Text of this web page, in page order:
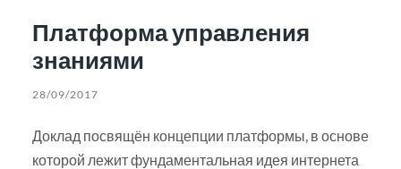
Платформа управления
знаниями
28/09/2017
Доклад посвящён концепции платформы, в основе
которой лежит фундаментальная идея интернета